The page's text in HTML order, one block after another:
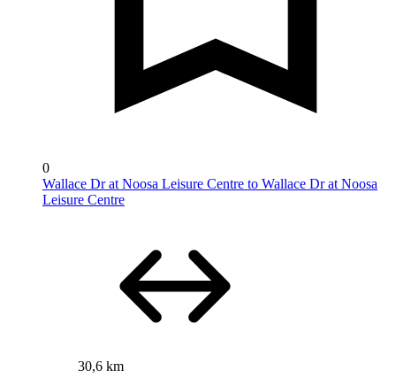
0
Wallace Dr at Noosa Leisure Centre to Wallace Dr at Noosa
Leisure Centre
30,6 km